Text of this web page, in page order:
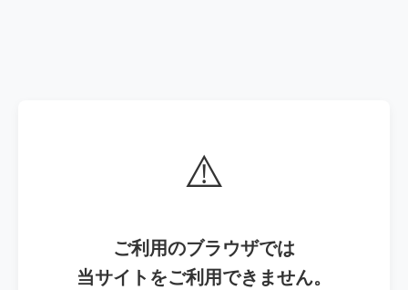
⚠️
ご利用のブラウザでは
当サイトをご利用できません。